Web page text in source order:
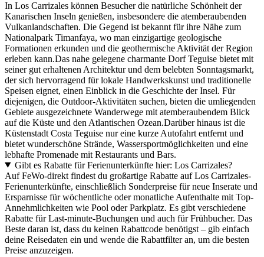
In Los Carrizales können Besucher die natürliche Schönheit der
Kanarischen Inseln genießen, insbesondere die atemberaubenden
Vulkanlandschaften. Die Gegend ist bekannt für ihre Nähe zum
Nationalpark Timanfaya, wo man einzigartige geologische
Formationen erkunden und die geothermische Aktivität der Region
erleben kann.Das nahe gelegene charmante Dorf Teguise bietet mit
seiner gut erhaltenen Architektur und dem belebten Sonntagsmarkt,
der sich hervorragend für lokale Handwerkskunst und traditionelle
Speisen eignet, einen Einblick in die Geschichte der Insel. Für
diejenigen, die Outdoor-Aktivitäten suchen, bieten die umliegenden
Gebiete ausgezeichnete Wanderwege mit atemberaubendem Blick
auf die Küste und den Atlantischen Ozean.Darüber hinaus ist die
Küstenstadt Costa Teguise nur eine kurze Autofahrt entfernt und
bietet wunderschöne Strände, Wassersportmöglichkeiten und eine
lebhafte Promenade mit Restaurants und Bars.
Gibt es Rabatte für Ferienunterkünfte hier: Los Carrizales?
Auf FeWo-direkt findest du großartige Rabatte auf Los Carrizales-
Ferienunterkünfte, einschließlich Sonderpreise für neue Inserate und
Ersparnisse für wöchentliche oder monatliche Aufenthalte mit Top-
Annehmlichkeiten wie Pool oder Parkplatz. Es gibt verschiedene
Rabatte für Last-minute-Buchungen und auch für Frühbucher. Das
Beste daran ist, dass du keinen Rabattcode benötigst – gib einfach
deine Reisedaten ein und wende die Rabattfilter an, um die besten
Preise anzuzeigen.